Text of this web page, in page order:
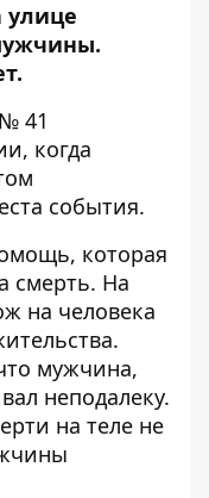
улице
41
когда
события.
которая
смерть. На
на человека
мужчина,
неподалеку.
на теле не